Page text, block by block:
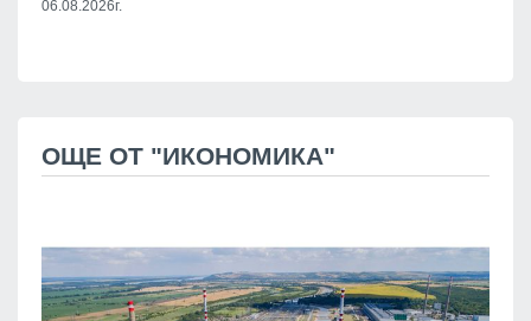
06.08.2026г.
ОЩЕ ОТ "ИКОНОМИКА"